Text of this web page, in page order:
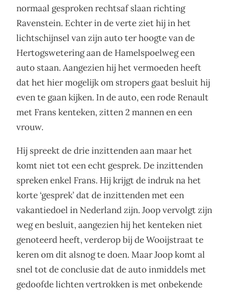
normaal gesproken rechtsaf slaan richting
Ravenstein. Echter in de verte ziet hij in het
lichtschijnsel van zijn auto ter hoogte van de
Hertogswetering aan de Hamelspoelweg een
auto staan. Aangezien hij het vermoeden heeft
dat het hier mogelijk om stropers gaat besluit hij
even te gaan kijken. In de auto, een rode Renault
met Frans kenteken, zitten 2 mannen en een
vrouw.
Hij spreekt de drie inzittenden aan maar het
komt niet tot een echt gesprek. De inzittenden
spreken enkel Frans. Hij krijgt de indruk na het
korte ‘gesprek’ dat de inzittenden met een
vakantiedoel in Nederland zijn. Joop vervolgt zijn
weg en besluit, aangezien hij het kenteken niet
genoteerd heeft, verderop bij de Wooijstraat te
keren om dit alsnog te doen. Maar Joop komt al
snel tot de conclusie dat de auto inmiddels met
gedoofde lichten vertrokken is met onbekende